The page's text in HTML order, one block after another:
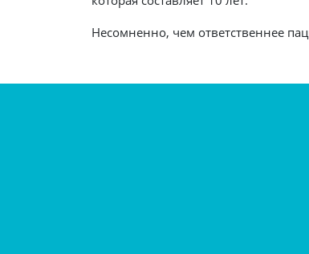
Несомненно, чем ответственнее